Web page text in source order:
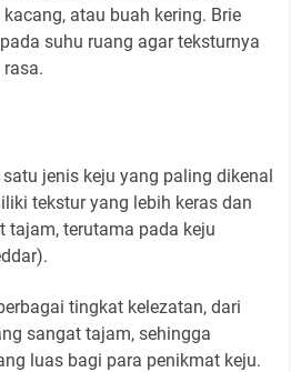
atau buah kering. Brie
suhu ruang agar teksturnya
jenis keju yang paling dikenal
tekstur yang lebih keras dan
tajam, terutama pada keju
tingkat kelezatan, dari
sangat tajam, sehingga
luas bagi para penikmat keju.